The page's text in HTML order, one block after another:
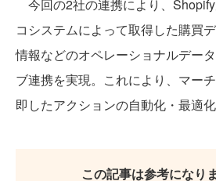
今回の2社の連携により、
コシステムによって取得した購買
情報などのオペレーショナルデー
ブ連携を実現。これにより、マー
即したアクションの自動化・最適化
この記事は参考になり